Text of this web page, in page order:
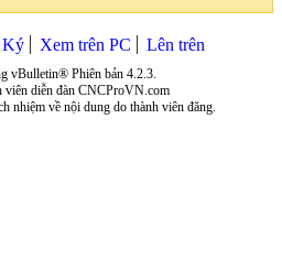
Ký Xem trên PC Lên trên
vBulletin® Phiên bản 4.2.3.
viên diễn đàn CNCProVN.com
nhiệm về nội dung do thành viên đăng.